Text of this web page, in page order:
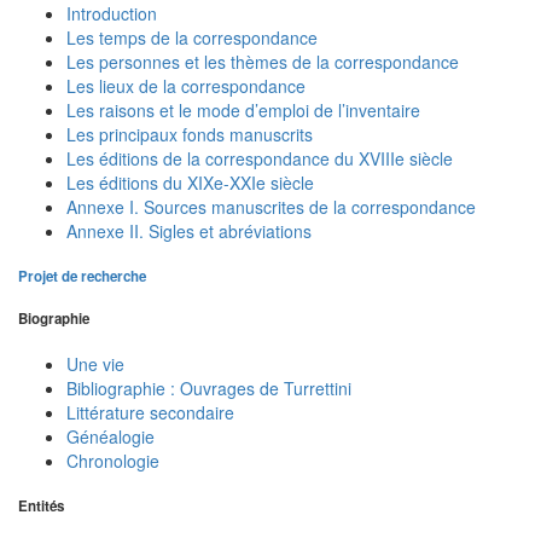
Introduction
Les temps de la correspondance
Les personnes et les thèmes de la correspondance
Les lieux de la correspondance
Les raisons et le mode d’emploi de l’inventaire
Les principaux fonds manuscrits
Les éditions de la correspondance du XVIIIe siècle
Les éditions du XIXe-XXIe siècle
Annexe I. Sources manuscrites de la correspondance
Annexe II. Sigles et abréviations
Projet de recherche
Biographie
Une vie
Bibliographie : Ouvrages de Turrettini
Littérature secondaire
Généalogie
Chronologie
Entités